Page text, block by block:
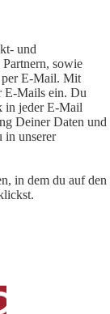
und
sowie
per E-Mail. Mit
E-Mails ein. Du
in jeder E-Mail
Deiner Daten und
in unserer
in dem du auf den